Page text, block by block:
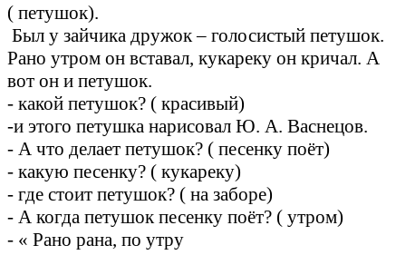
( петушок).
Был у зайчика дружок – голосистый петушок.
Рано утром он вставал, кукареку он кричал. А
вот он и петушок.
- какой петушок? ( красивый)
-и этого петушка нарисовал Ю. А. Васнецов.
- А что делает петушок? ( песенку поёт)
- какую песенку? ( кукареку)
- где стоит петушок? ( на заборе)
- А когда петушок песенку поёт? ( утром)
- « Рано рана, по утру